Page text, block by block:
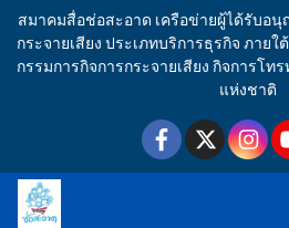
สมาคมสื่อช่อสะอาด เครือข่ายผู้ได้รับอ
กระจายเสียง ประเภทบริการธุรกิจ ภาย
กรรมการกิจการกระจายเสียง กิจการโ
แห่งชาติ